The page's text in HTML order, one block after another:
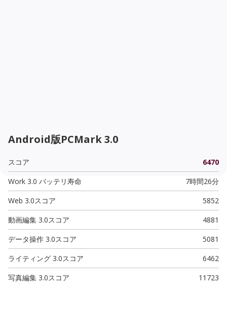
Android版PCMark 3.0
スコア
6470
Work 3.0 バッテリ寿命
7時間26分
Web 3.0スコア
5852
動画編集 3.0スコア
4881
データ操作 3.0スコア
5081
ライティング 3.0スコア
6462
写真編集 3.0スコア
11723